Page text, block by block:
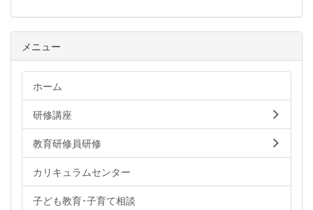
メニュー
ホーム
研修講座
教育研修員研修
カリキュラムセンター
子ども教育･子育て相談